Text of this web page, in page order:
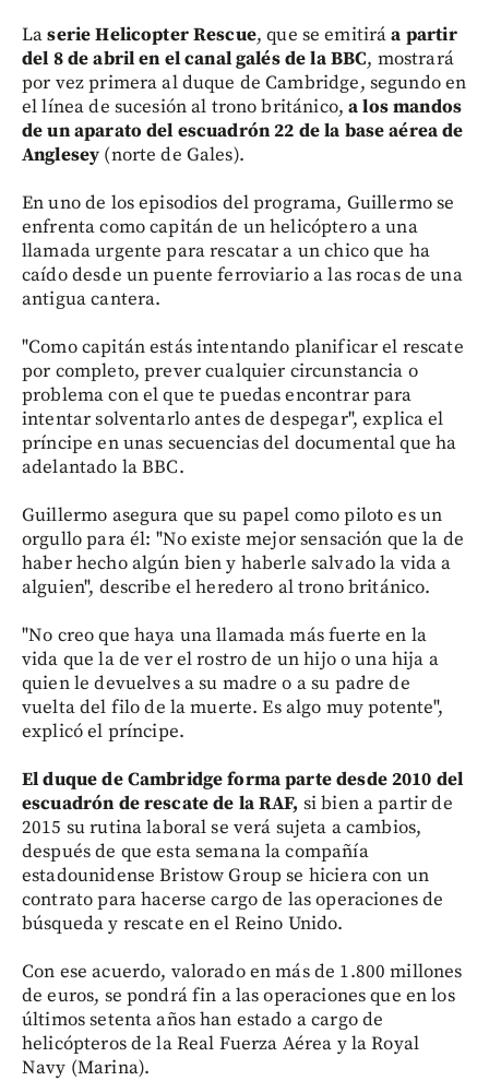
Laserie Helicopter Rescue, que se emitiráa partir
del 8 de abril en el canal galés de la BBC, mostrará
por vez primera al duque de Cambridge, segundo en
el línea de sucesión al trono británico,a los mandos
de un aparato del escuadrón 22 de la base aérea de
Anglesey (norte de Gales).
En uno de los episodios del programa, Guillermo se
enfrenta como capitán de un helicóptero a una
llamada urgente para rescatar a un chico que ha
caído desde un puente ferroviario a las rocas de una
antigua cantera.
"Como capitán estás intentando planificar el rescate
por completo, prever cualquier circunstancia o
problema con el que te puedas encontrar para
intentar solventarlo antes de despegar", explica el
príncipe en unas secuencias del documental que ha
adelantado la BBC.
Guillermo asegura que su papel como piloto es un
orgullo para él: "No existe mejor sensación que la de
haber hecho algún bien y haberle salvado la vida a
alguien", describe el heredero al trono británico.
"No creo que haya una llamada más fuerte en la
vida que la de ver el rostro de un hijo o una hija a
quien le devuelves a su madre o a su padre de
vuelta del filo de la muerte. Es algo muy potente",
explicó el príncipe.
El duque de Cambridge forma parte desde 2010 del
escuadrón de rescate de la RAF, si bien a partir de
2015 su rutina laboral se verá sujeta a cambios,
después de que esta semana la compañía
estadounidense Bristow Group se hiciera con un
contrato para hacerse cargo de las operaciones de
búsqueda y rescate en el Reino Unido.
Con ese acuerdo, valorado en más de 1.800 millones
de euros, se pondrá fin a las operaciones que en los
últimos setenta años han estado a cargo de
helicópteros de la Real Fuerza Aérea y la Royal
Navy (Marina).